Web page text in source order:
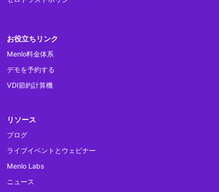
お役立ちリンク
Menlo料金体系
デモを予約する
VDI節約計算機
リソース
ブログ
ライブイベントとウェビナー
Menlo Labs
ニュース